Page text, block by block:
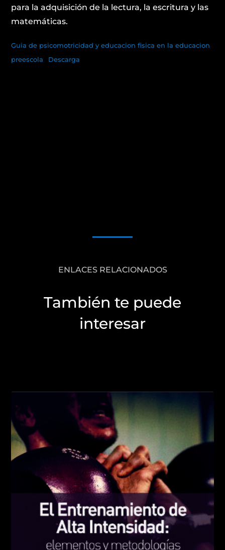
para la adquisición de la lectura, la escritura y las
matemáticas.
Guia de psicomotricidad y educacion fisica en la educacion
preescola
Descarga
ENLACES RELACIONADOS
También te puede
interesar